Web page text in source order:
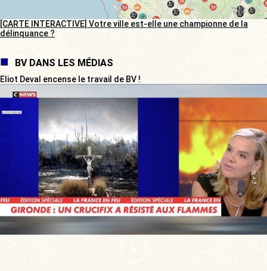
[CARTE INTERACTIVE] Votre ville est-elle une championne de la
délinquance ?
BV DANS LES MÉDIAS
Eliot Deval encense le travail de BV !